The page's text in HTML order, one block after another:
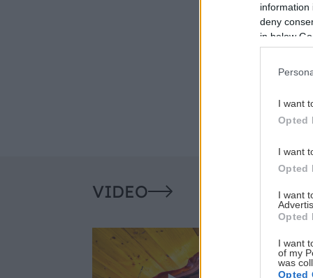
information
deny
in below
I want
Opted
I want
Opted
I want
Opted
I want
of my
was
Opted
VIDEO